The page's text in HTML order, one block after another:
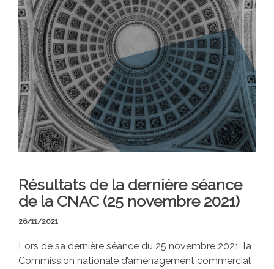
Résultats de la dernière séance
de la CNAC (25 novembre 2021)
26/11/2021
Lors de sa dernière séance du 25 novembre 2021, la
Commission nationale d’aménagement commercial